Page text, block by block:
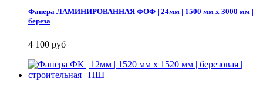
Фанера ЛАМИНИРОВАННАЯ ФОФ | 24мм | 1500 мм х 3000 мм |
береза
4 100 руб